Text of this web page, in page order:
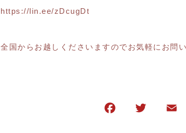
https://lin.ee/zDcugDt
全国からお越しくださいますのでお気軽にお問